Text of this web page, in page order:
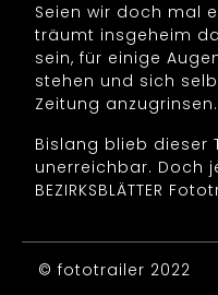
Seien wir doch mal
träumt insgeheim
sein, für einige
stehen und sich
Zeitung anzugrinsen.
Bislang blieb dieser
unerreichbar. Doch
BEZIRKSBLÄTTER
© fototrailer 2022